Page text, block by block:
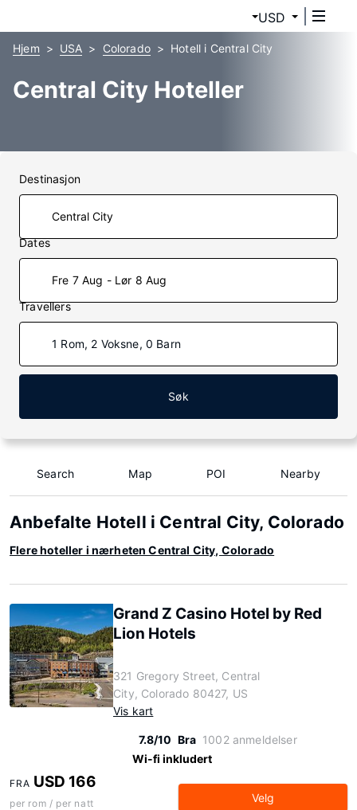
USD
Hjem USA Colorado Hotell i Central City
Central City Hoteller
Destinasjon
Dates
Fre 7 Aug - Lør 8 Aug
Travellers
1 Rom, 2 Voksne, 0 Barn
Søk
Search Map POI Nearby
Anbefalte Hotell i Central City, Colorado
Flere hoteller i nærheten Central City, Colorado
Grand Z Casino Hotel by Red
Lion Hotels
321 Gregory Street, Central
City, Colorado 80427, US
Vis kart
7.8/10 Bra 1002 anmeldelser
Wi-fi inkludert
FRA USD 166
per rom / per natt Velg